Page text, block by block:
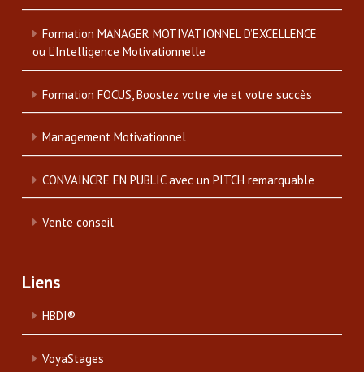
Formation MANAGER MOTIVATIONNEL D’EXCELLENCE
ou L’Intelligence Motivationnelle
Formation FOCUS, Boostez votre vie et votre succès
Management Motivationnel
CONVAINCRE EN PUBLIC avec un PITCH remarquable
Vente conseil
Liens
HBDI®
VoyaStages